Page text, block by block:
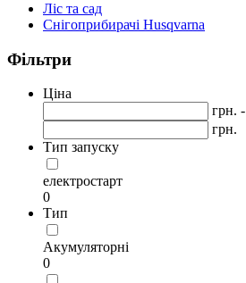
Ліс та сад
Снігоприбирачі Husqvarna
Фільтри
Ціна
грн. -
грн.
Тип запуску
електростарт
0
Тип
Акумуляторні
0